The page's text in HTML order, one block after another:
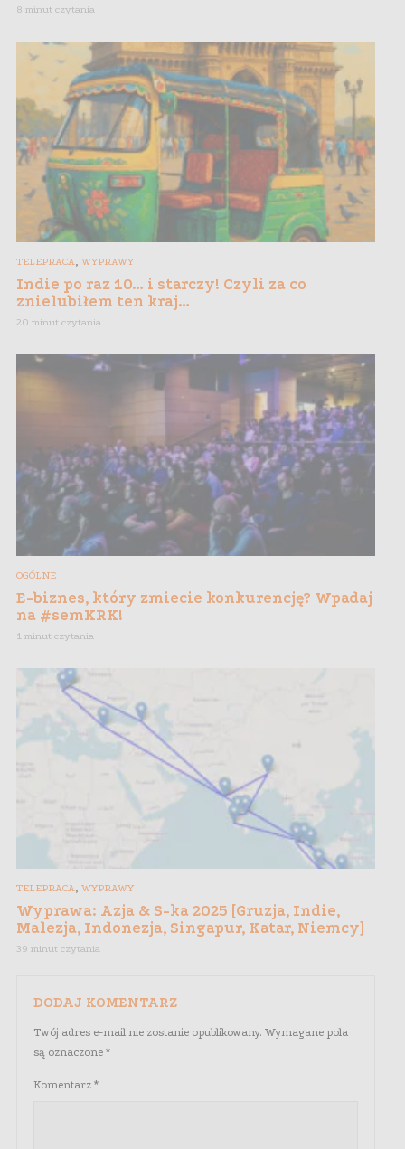
8 minut czytania
TELEPRACA, WYPRAWY
Indie po raz 10… i starczy! Czyli za co
znielubiłem ten kraj…
20 minut czytania
OGÓLNE
E-biznes, który zmiecie konkurencję? Wpadaj
na #semKRK!
1 minut czytania
TELEPRACA, WYPRAWY
Wyprawa: Azja & S-ka 2025 [Gruzja, Indie,
Malezja, Indonezja, Singapur, Katar, Niemcy]
39 minut czytania
DODAJ KOMENTARZ
Twój adres e-mail nie zostanie opublikowany. Wymagane pola
są oznaczone *
Komentarz *